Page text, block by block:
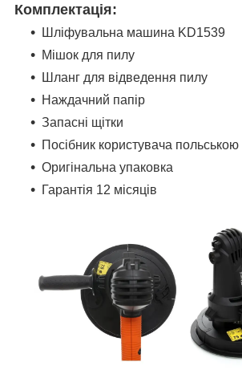
Комплектація:
Шліфувальна машина KD1539
Мішок для пилу
Шланг для відведення пилу
Наждачний папір
Запасні щітки
Посібник користувача
Оригінальна упаковка
Гарантія 12 місяців